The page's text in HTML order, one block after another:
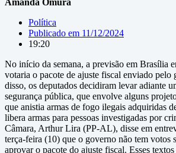
Amanda Omura
Política
Publicado em 11/12/2024
19:20
No início da semana, a previsão em Brasília
votaria o pacote de ajuste fiscal enviado
disso, os deputados decidiram levar adiante
segurança pública, que envolve alguns
que anistia armas de fogo ilegais adquiridas
libera armas para pessoas investigadas por
Câmara, Arthur Lira (PP-AL), disse em
terça-feira (10) que o governo não tem votos
aprovar o pacote do ajuste fiscal. Esses